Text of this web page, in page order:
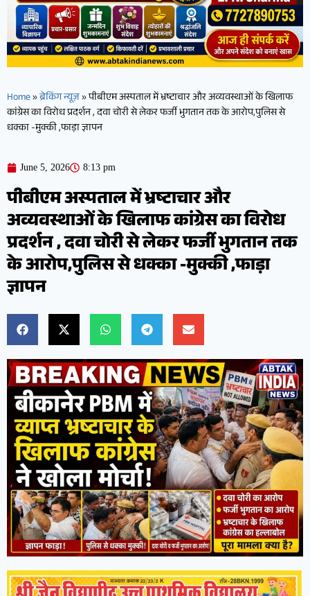
Home»ब्रेकिंग न्यूज़»पीबीएम अस्पताल में भ्रष्टाचार और अव्यवस्थाओं के खिलाफ
कांग्रेस का विरोध प्रदर्शन , दवा चोरी से लेकर फर्जी भुगतान तक के आरोप,पुलिस से
धक्का -मुक्की ,फाड़ा ज्ञापन
June 5, 2026 8:13 pm
पीबीएम अस्पताल में भ्रष्टाचार और
अव्यवस्थाओं के खिलाफ कांग्रेस का विरोध
प्रदर्शन , दवा चोरी से लेकर फर्जी भुगतान तक
के आरोप,पुलिस से धक्का -मुक्की ,फाड़ा
ज्ञापन